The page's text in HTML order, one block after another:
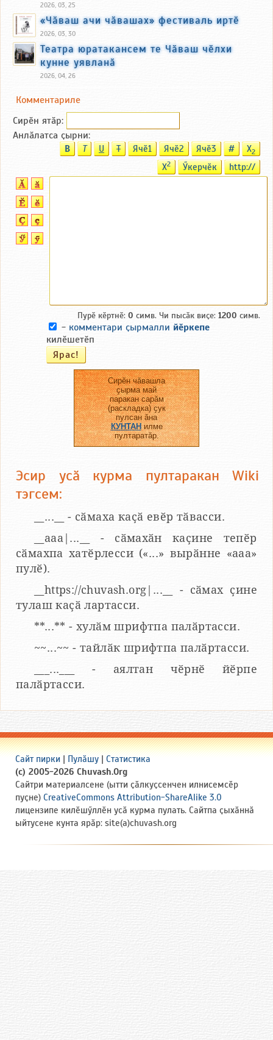
2026, 03, 25
«Чӑваш ачи чӑвашах» фестиваль иртӗ
2026, 03, 30
Театра юратакансем те Чӑваш чӗлхи
кунне уявланӑ
2026, 04, 26
Комментариле
Сирӗн ятӑp:
Анлӑлатса ҫырни:
B T U T Ячӗ1 Ячӗ2 Ячӗ3 # X2
X2 Ӳкерчӗк http://
Пурӗ кӗртнӗ: 0 симв. Чи пысӑк виҫе: 1200 симв.
- комментари ҫырмалли йӗркепе
килӗшетӗп
Сирӗн чӑвашла
ҫырма май
паракан сарӑм
(раскладка) ҫук
пулсан ӑна
КУНТАНилме
пултаратӑр.
Эсир усӑ курма пултаракан Wiki
тэгсем:
__...__ - сӑмаха каҫӑ евӗр тӑвасси.
__aaa|...__ - сӑмахӑн каҫине тепӗр
сӑмахпа хатӗрлесси («...» вырӑнне «ааа»
пулӗ).
__https://chuvash.org|...__ - сӑмах ҫине
тулаш каҫӑ лартасси.
**...** - хулӑм шрифтпа палӑртасси.
~~...~~ - тайлӑк шрифтпа палӑртасси.
___...___ - аялтан чӗрнӗ йӗрпе
палӑртасси.
Сайт пирки | Пулӑшу | Статистика
(c) 2005-2026 Chuvash.Org
Сайтри материалсене (ытти ҫӑлкуҫсенчен илнисемсӗр
пуҫне) CreativeCommons Attribution-ShareAlike 3.0
лицензипе килӗшӳллӗн усӑ курма пулать. Сайтпа ҫыхӑннӑ
ыйтусене кунта ярӑр: site(a)chuvash.org